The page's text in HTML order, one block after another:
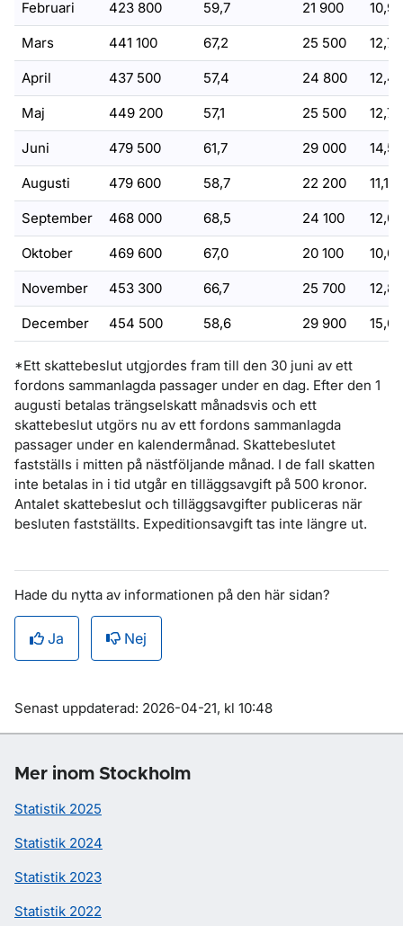
Februari 423 800 59,7 21 900 10,9
Mars 441 100 67,2 25 500 12,7
April 437 500 57,4 24 800 12,4
Maj 449 200 57,1 25 500 12,7
Juni 479 500 61,7 29 000 14,5
Augusti 479 600 58,7 22 200 11,1
September 468 000 68,5 24 100 12,0
Oktober 469 600 67,0 20 100 10,0
November 453 300 66,7 25 700 12,8
December 454 500 58,6 29 900 15,0
*Ett skattebeslut utgjordes fram till den 30 juni av ett
fordons sammanlagda passager under en dag. Efter den 1
augusti betalas trängselskatt månadsvis och ett
skattebeslut utgörs nu av ett fordons sammanlagda
passager under en kalendermånad. Skattebeslutet
fastställs i mitten på nästföljande månad. I de fall skatten
inte betalas in i tid utgår en tilläggsavgift på 500 kronor.
Antalet skattebeslut och tilläggsavgifter publiceras när
besluten fastställts. Expeditionsavgift tas inte längre ut.
Hade du nytta av informationen på den här sidan?
Ja Nej
Om sidan
Senast uppdaterad: 2026-04-21, kl 10:48
Mer inom Stockholm
Statistik 2025
Statistik 2024
Statistik 2023
Statistik 2022